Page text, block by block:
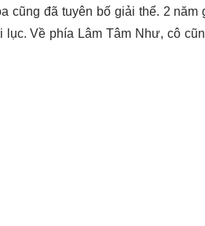
cũng đã tuyên bố giải thể. 2 năm
Về phía Lâm Tâm Như, cô